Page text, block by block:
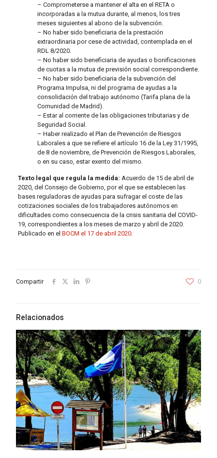
– Comprometerse a mantener el alta en el RETA o
incorporadas a la mutua durante, al menos, los tres
meses siguientes al abono de la subvención.
– No haber sido beneficiaria de la prestación
extraordinaria por cese de actividad, contemplada en el
RDL 8/2020.
– No haber sido beneficiaria de ayudas o bonificaciones
de cuotas a la mutua de previsión social correspondiente.
– No haber sido beneficiaria de la subvención del
Programa Impulsa, ni del programa de ayudas a la
consolidación del trabajo autónomo (Tarifa plana de la
Comunidad de Madrid).
– Estar al corriente de las obligaciones tributarias y de
Seguridad Social.
– Haber realizado el Plan de Prevención de Riesgos
Laborales a que se refiere el artículo 16 de la Ley 31/1995,
de 8 de noviembre, de Prevención de Riesgos Laborales,
o en su caso, estar exento del mismo.
Texto legal que regula la medida: Acuerdo de 15 de abril de
2020, del Consejo de Gobierno, por el que se establecen las
bases reguladoras de ayudas para sufragar el coste de las
cotizaciones sociales de los trabajadores autónomos en
dificultades como consecuencia de la crisis sanitaria del COVID-
19, correspondientes a los meses de marzo y abril de 2020.
Publicado en el BOCM el 17 de abril 2020.
Compartir 0
Relacionados